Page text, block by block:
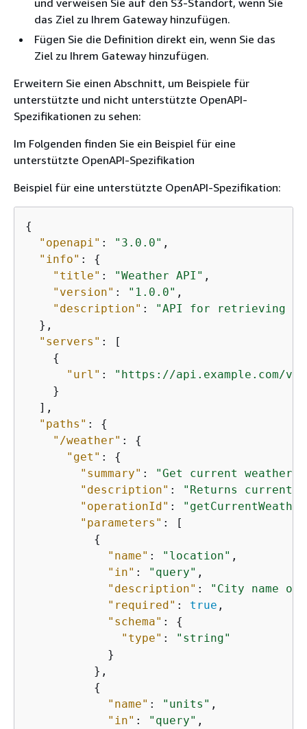
das Ziel zu Ihrem Gateway hinzufügen.
Fügen Sie die Definition direkt ein, wenn Sie das
Ziel zu Ihrem Gateway hinzufügen.
Erweitern Sie einen Abschnitt, um Beispiele für
unterstützte und nicht unterstützte OpenAPI-
Spezifikationen zu sehen:
Im Folgenden finden Sie ein Beispiel für eine
unterstützte OpenAPI-Spezifikation
Beispiel für eine unterstützte OpenAPI-Spezifikation:
{
"openapi" : "3.0.0" ,
"info" : {
"title" : "Weather API" ,
"version" : "1.0.0" ,
"description" :
"API for retrieving
  },
"servers" : [
{
"url" :
"https://api.example.com/v1"
    }
  ],
"paths" : {
"/weather" : {
"get" : {
"summary" : "Get current weather"
"description" :
"Returns current
"operationId" :
"parameters" : [
{
"name" : "location" ,
"in" : "query" ,
"description" :
"City name or
"required" : true ,
"schema" : {
"type" :
"string"
            }
          },
{
"name" : "units" ,
"in" : "query" ,